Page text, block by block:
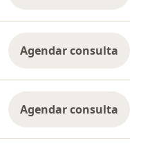
Agendar consulta
Agendar consulta